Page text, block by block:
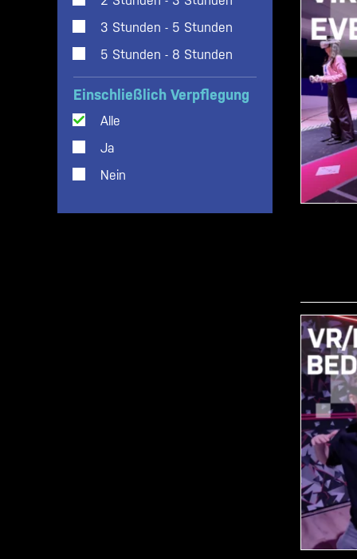
3 Stunden - 5 Stunden
5 Stunden - 8 Stunden
Einschließlich Verpflegung
Alle
Ja
Nein